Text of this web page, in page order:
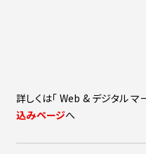
詳しくは「 Web & デジタル マ
込みページへ